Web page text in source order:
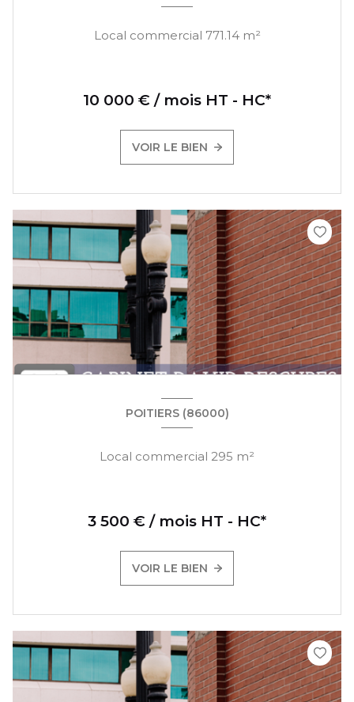
Local commercial 771.14 m²
10 000 € / mois HT - HC*
VOIR LE BIEN
POITIERS (86000)
Local commercial 295 m²
3 500 € / mois HT - HC*
VOIR LE BIEN